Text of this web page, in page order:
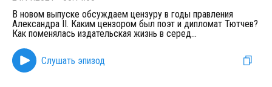
В новом выпуске обсуждаем цензуру в годы правления
Александра II. Каким цензором был поэт и дипломат Тютчев?
Как поменялась издательская жизнь в серед...
Слушать эпизод